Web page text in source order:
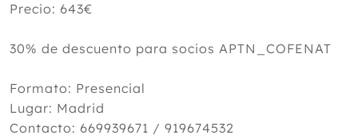
Precio: 643€
30% de descuento para socios APTN_COFENAT
Formato: Presencial
Lugar: Madrid
Contacto: 669939671 / 919674532